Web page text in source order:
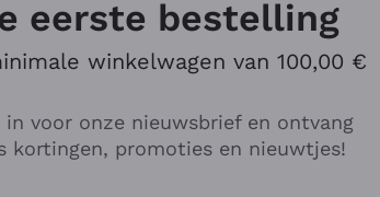
eerste bestelling
winkelwagen van 100,00 €
in voor onze nieuwsbrief en ontvang
kortingen, promoties en nieuwtjes!